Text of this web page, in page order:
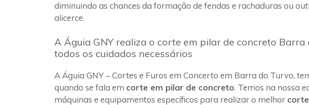
diminuindo as chances da formação de fendas e rachaduras ou
alicerce.
A Águia GNY realiza o corte em pilar de concreto Barra
todos os cuidados necessários
A Águia GNY – Cortes e Furos em Concerto em Barra do Turvo,
quando se fala em corte em pilar de concreto. Temos na nossa
máquinas e equipamentos específicos para realizar o melhor